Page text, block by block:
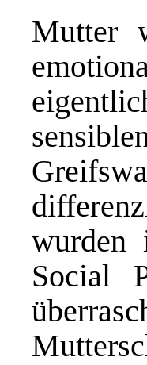
Mutter
wurden
Social